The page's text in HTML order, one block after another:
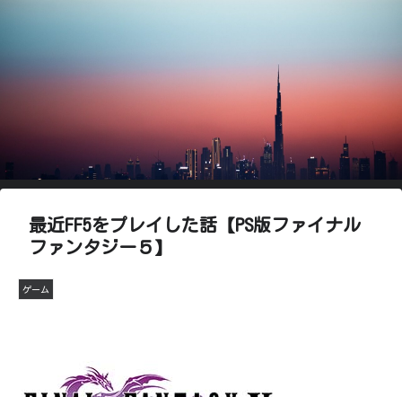
最近FF5をプレイした話【PS版ファイナル
ファンタジー５】
ゲーム